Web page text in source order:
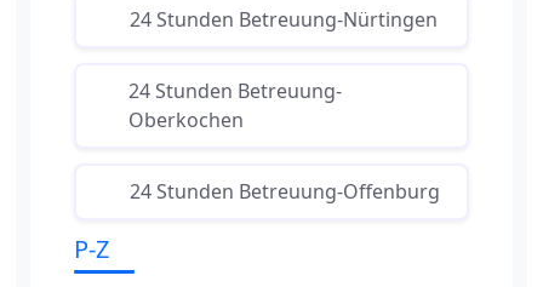
24 Stunden Betreuung-Nürtingen
24 Stunden Betreuung-
Oberkochen
24 Stunden Betreuung-Offenburg
P-Z